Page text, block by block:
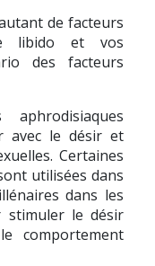
de facteurs
libido et vos
des facteurs
avec le désir et
Certaines
utilisées dans
dans les
stimuler le désir
comportement